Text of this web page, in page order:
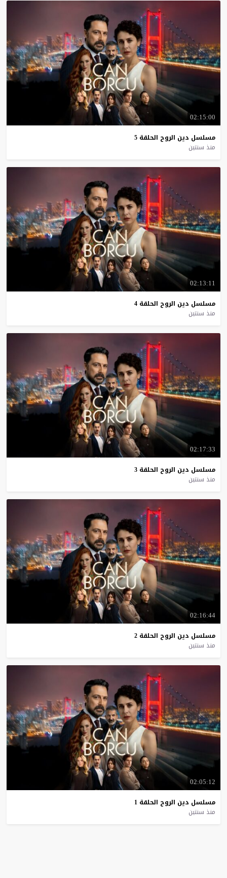
02:15:00
مسلسل دين الروح الحلقة 5
منذ سنتين
02:13:11
مسلسل دين الروح الحلقة 4
منذ سنتين
02:17:33
مسلسل دين الروح الحلقة 3
منذ سنتين
02:16:44
مسلسل دين الروح الحلقة 2
منذ سنتين
02:05:12
مسلسل دين الروح الحلقة 1
منذ سنتين